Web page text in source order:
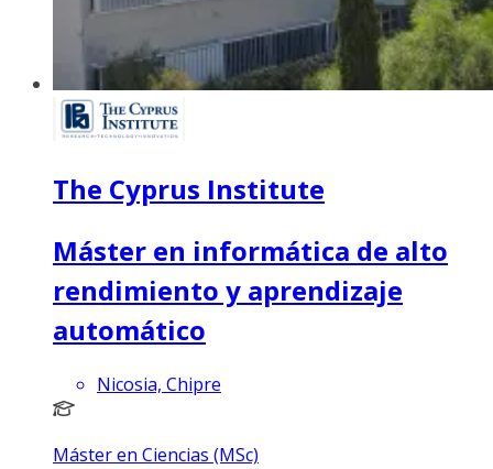
The Cyprus Institute
Máster en informática de alto
rendimiento y aprendizaje
automático
Nicosia, Chipre
Máster en Ciencias (MSc)